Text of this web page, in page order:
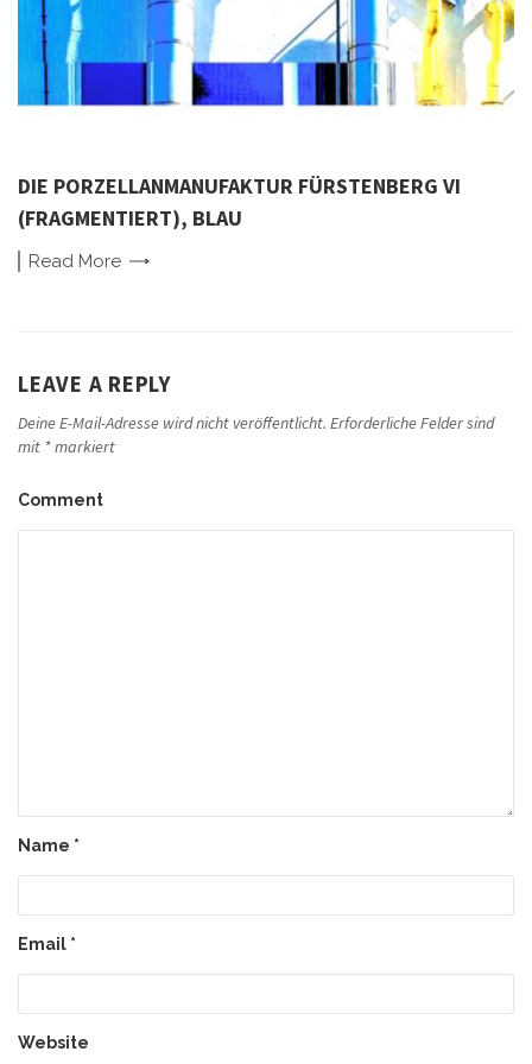
DIE PORZELLANMANUFAKTUR FÜRSTENBERG VI
(FRAGMENTIERT), BLAU
Read More
LEAVE A REPLY
Deine E-Mail-Adresse wird nicht veröffentlicht. Erforderliche Felder sind
mit *markiert
Comment
Name *
Email *
Website